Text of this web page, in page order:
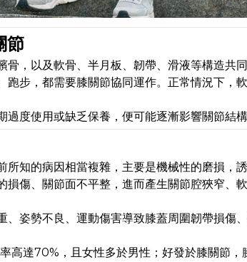
節
，以及軟骨、半月板、韌帶、滑液等構造共
步，都需要膝關節協同運作。正常情況下，
度使用或缺乏保養，便可能逐漸影響關節結構
知的病因相當複雜，主要是機械性的磨損，
傷、關節面不平整，進而產生關節腔狹窄、
姿勢不良、運動傷害導致膝蓋周圍韌帶損傷
高達70%，且女性多於男性；好發於膝關節，